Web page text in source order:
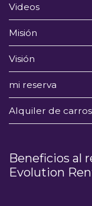
Videos
Misión
Visión
mi reserva
Alquiler de
Beneficios al
Evolution